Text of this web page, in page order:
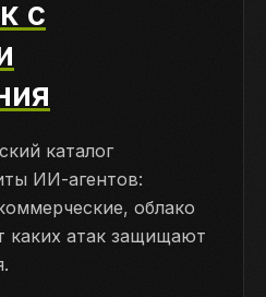
с
каталог
ИИ-агентов:
облако
каких атак защищают